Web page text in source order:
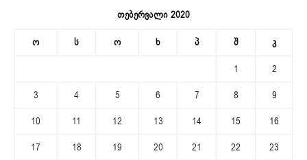
თებერვალი 2020
ო ს ო ხ პ შ კ
1
2
3
4 5 6 7 8
9
10
11 12 13 14 15
16
17
18 19 20 21 22
23